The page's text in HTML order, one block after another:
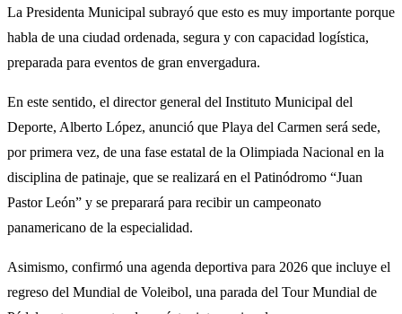
La Presidenta Municipal subrayó que esto es muy importante porque
habla de una ciudad ordenada, segura y con capacidad logística,
preparada para eventos de gran envergadura.
En este sentido, el director general del Instituto Municipal del
Deporte, Alberto López, anunció que Playa del Carmen será sede,
por primera vez, de una fase estatal de la Olimpiada Nacional en la
disciplina de patinaje, que se realizará en el Patinódromo “Juan
Pastor León” y se preparará para recibir un campeonato
panamericano de la especialidad.
Asimismo, confirmó una agenda deportiva para 2026 que incluye el
regreso del Mundial de Voleibol, una parada del Tour Mundial de